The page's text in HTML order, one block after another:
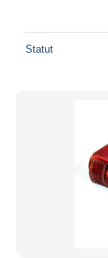
Statut